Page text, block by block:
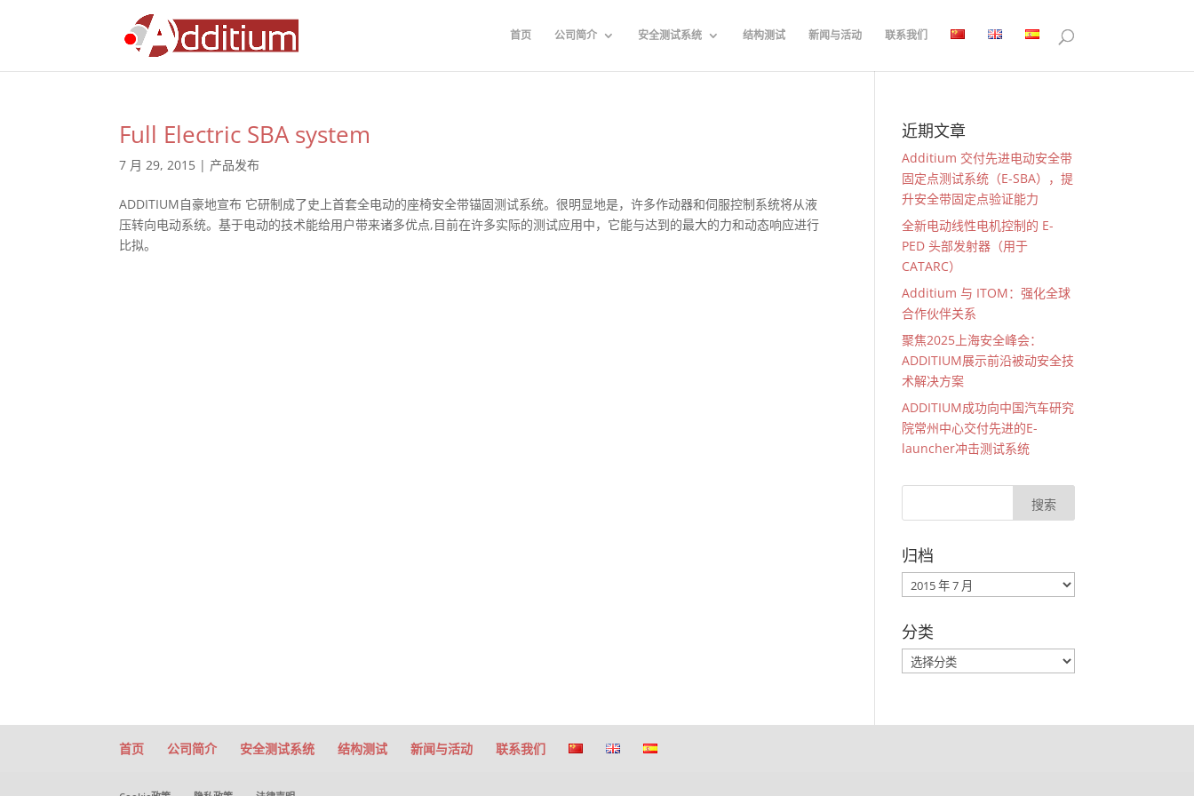
首页 公司简介 安全测试系统 结构测试 新闻与活动 联系我们
Full Electric SBA system
7 月 29, 2015 | 产品发布
ADDITIUM自豪地宣布 它研制成了史上首套全电动的座椅安全带锚固测试系统。很明显地是，许多作动器和伺服控制系统将从液
压转向电动系统。基于电动的技术能给用户带来诸多优点,目前在许多实际的测试应用中，它能与达到的最大的力和动态响应进行
比拟。
近期文章
Additium 交付先进电动安全带
固定点测试系统（E-SBA），提
升安全带固定点验证能力
全新电动线性电机控制的 E-
PED 头部发射器（用于
CATARC）
Additium 与 ITOM：强化全球
合作伙伴关系
聚焦2025上海安全峰会：
ADDITIUM展示前沿被动安全技
术解决方案
ADDITIUM成功向中国汽车研究
院常州中心交付先进的E-
launcher冲击测试系统
归档
归
档
分类
分
类
首页 公司简介 安全测试系统 结构测试 新闻与活动 联系我们